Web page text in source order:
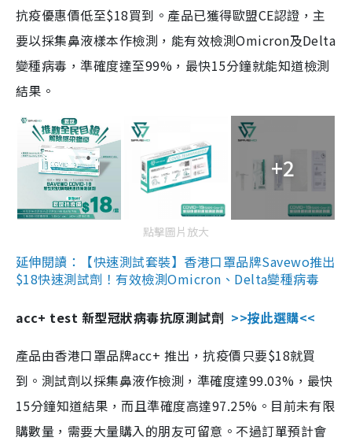
抗疫優惠價低至$18買到。產品已獲得歐盟CE認證，主
要以採集鼻液樣本作檢測，能有效檢測Omicron及Delta
變種病毒，準確度達至99%，最快15分鐘就能知道檢測
結果。
+2
點擊圖片放大
延伸閱讀：【快速測試套裝】香港口罩品牌Savewo推出
$18快速測試劑！有效檢測Omicron、Delta變種病毒
acc+ test 新型冠狀病毒抗原測試劑 >>按此選購<<
產品由香港口罩品牌acc+ 推出，抗疫價只要$18就買
到。測試劑以採集鼻液作檢測，準確度達99.03%，最快
15分鐘知道結果，而且準確度高達97.25%。目前未有限
購數量，需要大量購入的朋友可留意。不過訂單預計會